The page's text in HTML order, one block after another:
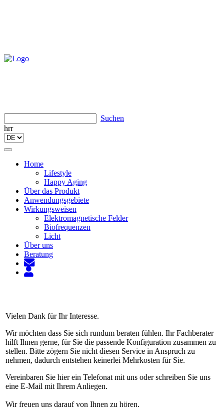
Suchen
hrr
Toggle
navigationHome
Lifestyle
Happy Aging
Über das Produkt
Anwendungsgebiete
Wirkungsweisen
Elektromagnetische Felder
Biofrequenzen
Licht
Über uns
Beratung
Vielen Dank für Ihr Interesse.
Wir möchten dass Sie sich rundum beraten fühlen. Ihr Fachberater
hilft Ihnen gerne, für Sie die passende Konfiguration zusammen zu
stellen. Bitte zögern Sie nicht diesen Service in Anspruch zu
nehmen, dadurch entstehen keinerlei Mehrkosten für Sie.
Vereinbaren Sie hier ein Telefonat mit uns oder schreiben Sie uns
eine E-Mail mit Ihrem Anliegen.
Wir freuen uns darauf von Ihnen zu hören.